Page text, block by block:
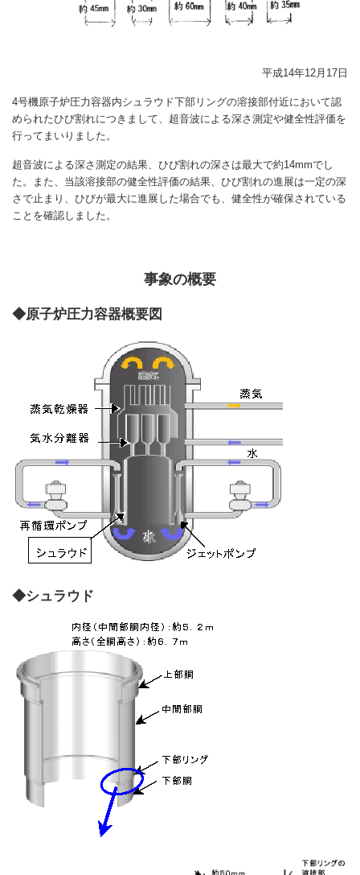
平成14年12月17日
4号機原子炉圧力容器内シュラウド下部リングの溶接部付近において認
められたひび割れにつきまして、超音波による深さ測定や健全性評価を
行ってまいりました。
超音波による深さ測定の結果、ひび割れの深さは最大で約14mmでし
た。また、当該溶接部の健全性評価の結果、ひび割れの進展は一定の深
さで止まり、ひびが最大に進展した場合でも、健全性が確保されている
ことを確認しました。
事象の概要
◆原子炉圧力容器概要図
◆シュラウド